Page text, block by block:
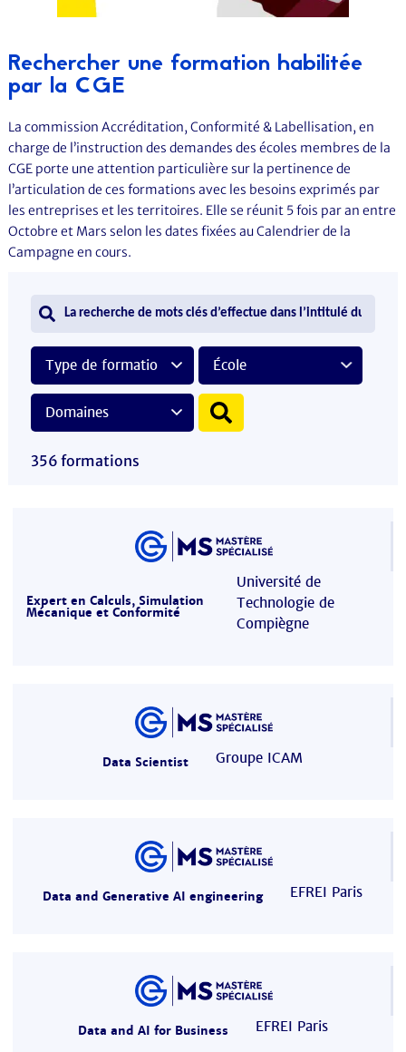
Rechercher une formation habilitée
par la CGE
La commission Accréditation, Conformité & Labellisation, en
charge de l’instruction des demandes des écoles membres de la
CGE porte une attention particulière sur la pertinence de
l’articulation de ces formations avec les besoins exprimés par
les entreprises et les territoires. Elle se réunit 5 fois par an entre
Octobre et Mars selon les dates fixées au Calendrier de la
Campagne en cours.
356 formations
Expert en Calculs, Simulation
Mécanique et Conformité
Université de
Technologie de
Compiègne
Data Scientist Groupe ICAM
Data and Generative AI engineering EFREI Paris
Data and AI for Business EFREI Paris